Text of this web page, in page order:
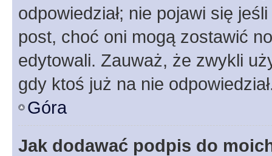
odpowiedział; nie pojawi się
post, choć oni mogą zostawić
edytowali. Zauważ, że zwykli
gdy ktoś już na nie
Góra
Jak dodawać podpis do